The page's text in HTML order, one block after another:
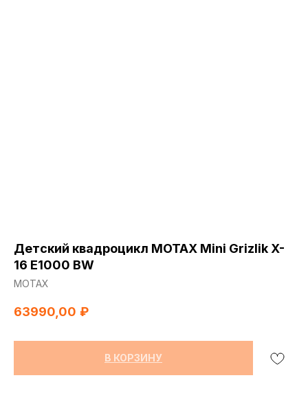
Детский квадроцикл MOTAX Mini Grizlik X-
16 E1000 BW
МОТАХ
63990,00 ₽
В КОРЗИНУ